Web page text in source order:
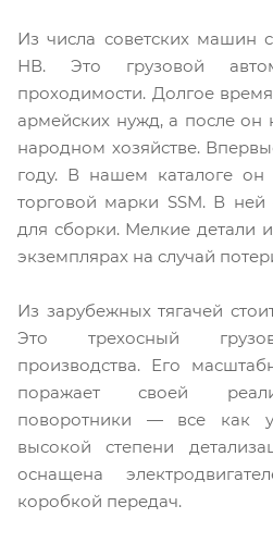
Из числа советских машин
НВ. Это грузовой
проходимости. Долгое
армейских нужд, а после
народном хозяйстве.
году. В нашем каталоге он
торговой марки SSM. В ней
для сборки. Мелкие детали
экземплярах на случай
Из зарубежных тягачей
Это трехосный
производства. Его
поражает своей
поворотники — все как
высокой степени
оснащена
коробкой передач.